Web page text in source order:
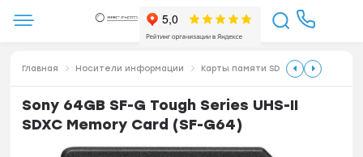
Главная Носители информации Карты памяти SD
Sony 64GB SF-G Tough Series UHS-II
SDXC Memory Card (SF-G64)